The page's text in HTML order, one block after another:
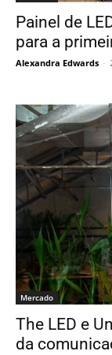
Painel de
para a
Alexandra Edwards -
Mercado
The LED e
da